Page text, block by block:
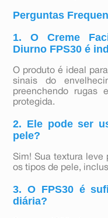
Perguntas
1. O Creme
Diurno FPS30 é
O produto é ideal
sinais do
preenchendo rugas
protegida.
2. Ele pode ser
pele?
Sim! Sua textura leve
os tipos de pele,
3. O FPS30 é
diária?